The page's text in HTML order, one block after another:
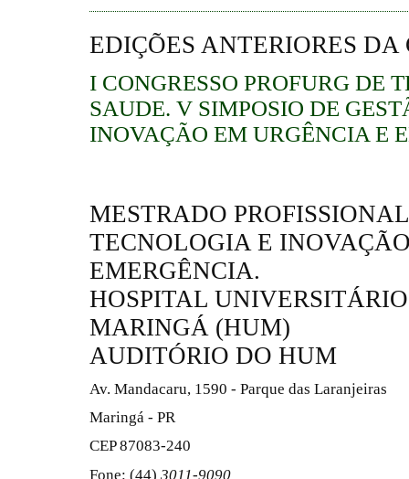
EDIÇÕES ANTERIORES DA
I CONGRESSO PROFURG DE
SAUDE. V SIMPOSIO DE
INOVAÇÃO EM URGÊNCIA E
MESTRADO
TECNOLOGIA E
EMERGÊNCIA.
HOSPITAL
MARINGÁ (HUM)
AUDITÓRIO DO HUM
Av. Mandacaru, 1590 - Parque das Laranjeiras
Maringá - PR
CEP 87083-240
Fone: (44) 3011-9090